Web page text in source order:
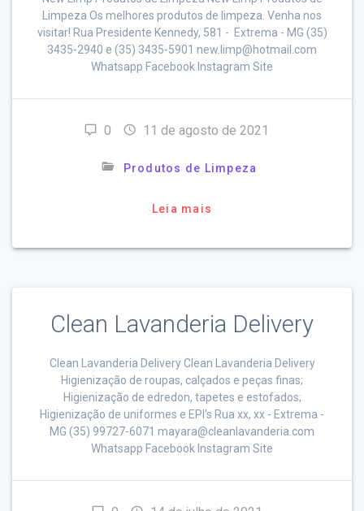
Limpeza Os melhores produtos de limpeza. Venha nos
visitar! Rua Presidente Kennedy, 581 - Extrema - MG (35)
3435-2940 e (35) 3435-5901 new.limp@hotmail.com
Whatsapp Facebook Instagram Site
0 11 de agosto de 2021
Produtos de Limpeza
Leia mais
Clean Lavanderia Delivery
Clean Lavanderia Delivery Clean Lavanderia Delivery
Higienização de roupas, calçados e peças finas;
Higienização de edredon, tapetes e estofados;
Higienização de uniformes e EPI's Rua xx, xx - Extrema -
MG (35) 99727-6071 mayara@cleanlavanderia.com
Whatsapp Facebook Instagram Site